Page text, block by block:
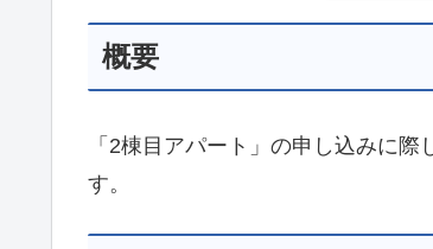
概要
「2棟目アパート」の申し込みに
す。